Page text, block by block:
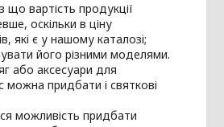
вартість продукції
оскільки в ціну
які є у нашому каталозі;
його різними моделями.
або аксесуари для
можна придбати і святкові
можливість придбати